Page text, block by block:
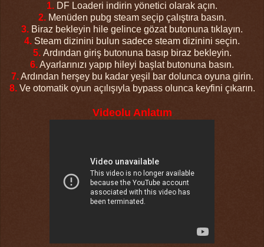
1. DF Loaderi indirin yönetici olarak açın.
2.Menüden pubg steam seçip çalıştıra basın.
3. Biraz bekleyin hile gelince gözat butonuna tıklayın.
4. Steam dizinini bulun sadece steam dizinini seçin.
5. Ardından giriş butonuna basıp biraz bekleyin.
6.Ayarlarınızı yapıp hileyi başlat butonuna basın.
7.Ardından herşey bu kadar yeşil bar dolunca oyuna girin.
8.Ve otomatik oyun açılışıyla bypass olunca keyfini çıkarın.
Videolu Anlatım